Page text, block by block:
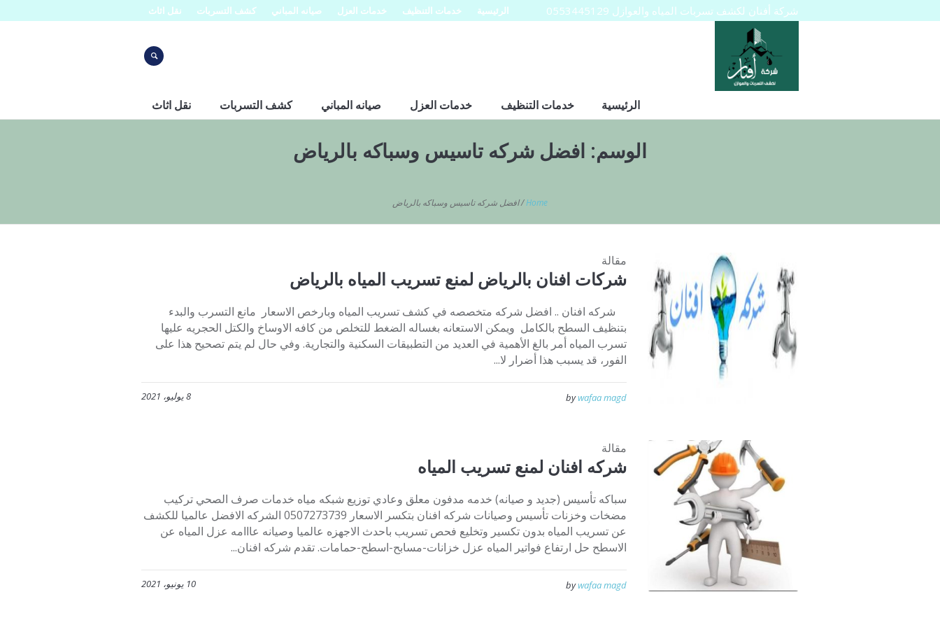
الرئيسية خدمات التنظيف خدمات العزل صيانه المباني كشف التسربات نقل اثاث شركة أفنان لكشف تسربات المياه والعوازل 0553445129
الرئيسية خدمات التنظيف خدمات العزل صيانه المباني كشف التسربات نقل اثاث
الوسم: افضل شركه تاسيس وسباكه بالرياض
Home
/افضل شركه تاسيس وسباكه بالرياض
مقالة
شركات افنان بالرياض لمنع تسريب المياه بالرياض
شركه افنان .. افضل شركه متخصصه في كشف تسريب المياه وبارخص الاسعار مانع التسرب والبدء
بتنظيف السطح بالكامل ويمكن الاستعانه بغساله الضغط للتخلص من كافه الاوساخ والكتل الحجريه عليها
تسرب المياه أمر بالغ الأهمية في العديد من التطبيقات السكنية والتجارية. وفي حال لم يتم تصحيح هذا على
الفور، قد يسبب هذا أضرار لا...
8 يوليو، 2021 bywafaa magd
مقالة
شركه افنان لمنع تسريب المياه
سباكه تأسيس (جديد و صيانه) خدمه مدفون معلق وعادي توزيع شبكه مياه خدمات صرف الصحي تركيب
مضخات وخزنات تأسيس وصيانات شركه افنان بتكسر الاسعار 0507273739 الشركه الافضل عالميا للكشف
عن تسريب المياه بدون تكسير وتخليع فحص تسريب باحدث الاجهزه عالميا وصيانه عااامه عزل المياه عن
الاسطح حل ارتفاع فواتير المياه عزل خزانات-مسابح-اسطح-حمامات. تقدم شركه افنان...
10 يونيو، 2021 bywafaa magd